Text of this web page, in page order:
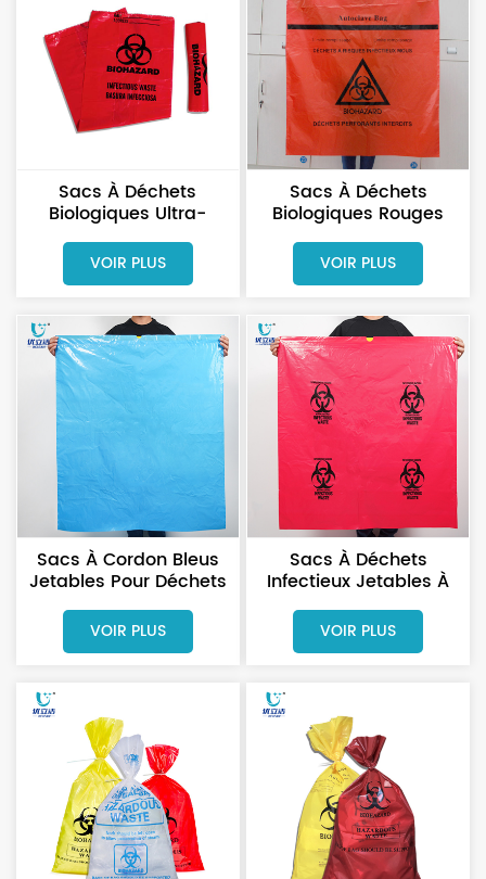
Sacs À Déchets
Biologiques Ultra-
Résistants En Rouleau
Pour L'élimination Des
Déchets Médicaux
VOIR PLUS
Sacs À Déchets
Biologiques Rouges
Résistants À Cordon,
Disponibles En Plusieurs
Tailles Et Épaisseurs.
VOIR PLUS
Sacs À Cordon Bleus
Jetables Pour Déchets
Biologiques Infectieux
En Laboratoire
VOIR PLUS
Sacs À Déchets
Infectieux Jetables À
Fermeture Adhésive
Rouge Pour Laboratoire
VOIR PLUS